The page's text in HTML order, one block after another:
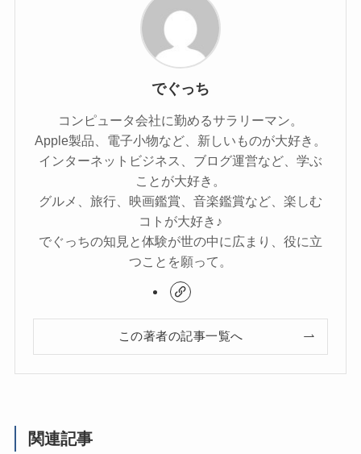
でぐっち
コンピュータ会社に勤めるサラリーマン。
Apple製品、電子小物など、新しいものが大好き。
インターネットビジネス、ブログ運営など、学ぶ
ことが大好き。
グルメ、旅行、映画鑑賞、音楽鑑賞など、楽しむ
コトが大好き♪
でぐっちの知見と体験が世の中に広まり、役に立
つことを願って。
この著者の記事一覧へ
関連記事